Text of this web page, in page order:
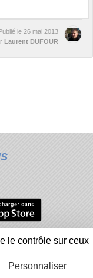
le 26 mai 2013
Laurent DUFOUR
cookies
inapproprié
Connexion
le contrôle sur ceux
Personnaliser